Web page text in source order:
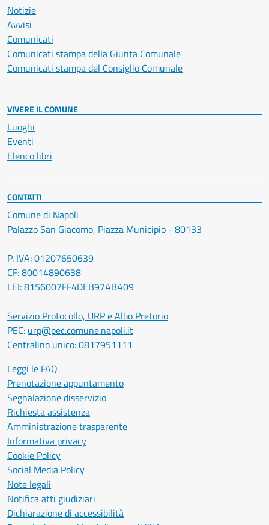
Notizie
Avvisi
Comunicati
Comunicati stampa della Giunta Comunale
Comunicati stampa del Consiglio Comunale
VIVERE IL COMUNE
Luoghi
Eventi
Elenco libri
CONTATTI
Comune di Napoli
Palazzo San Giacomo, Piazza Municipio - 80133
P. IVA: 01207650639
CF: 80014890638
LEI: 8156007FF4DEB97ABA09
Servizio Protocollo, URP e Albo Pretorio
PEC: urp@pec.comune.napoli.it
Centralino unico:0817951111
Leggi le FAQ
Prenotazione appuntamento
Segnalazione disservizio
Richiesta assistenza
Amministrazione trasparente
Informativa privacy
Cookie Policy
Social Media Policy
Note legali
Notifica atti giudiziari
Dichiarazione di accessibilità